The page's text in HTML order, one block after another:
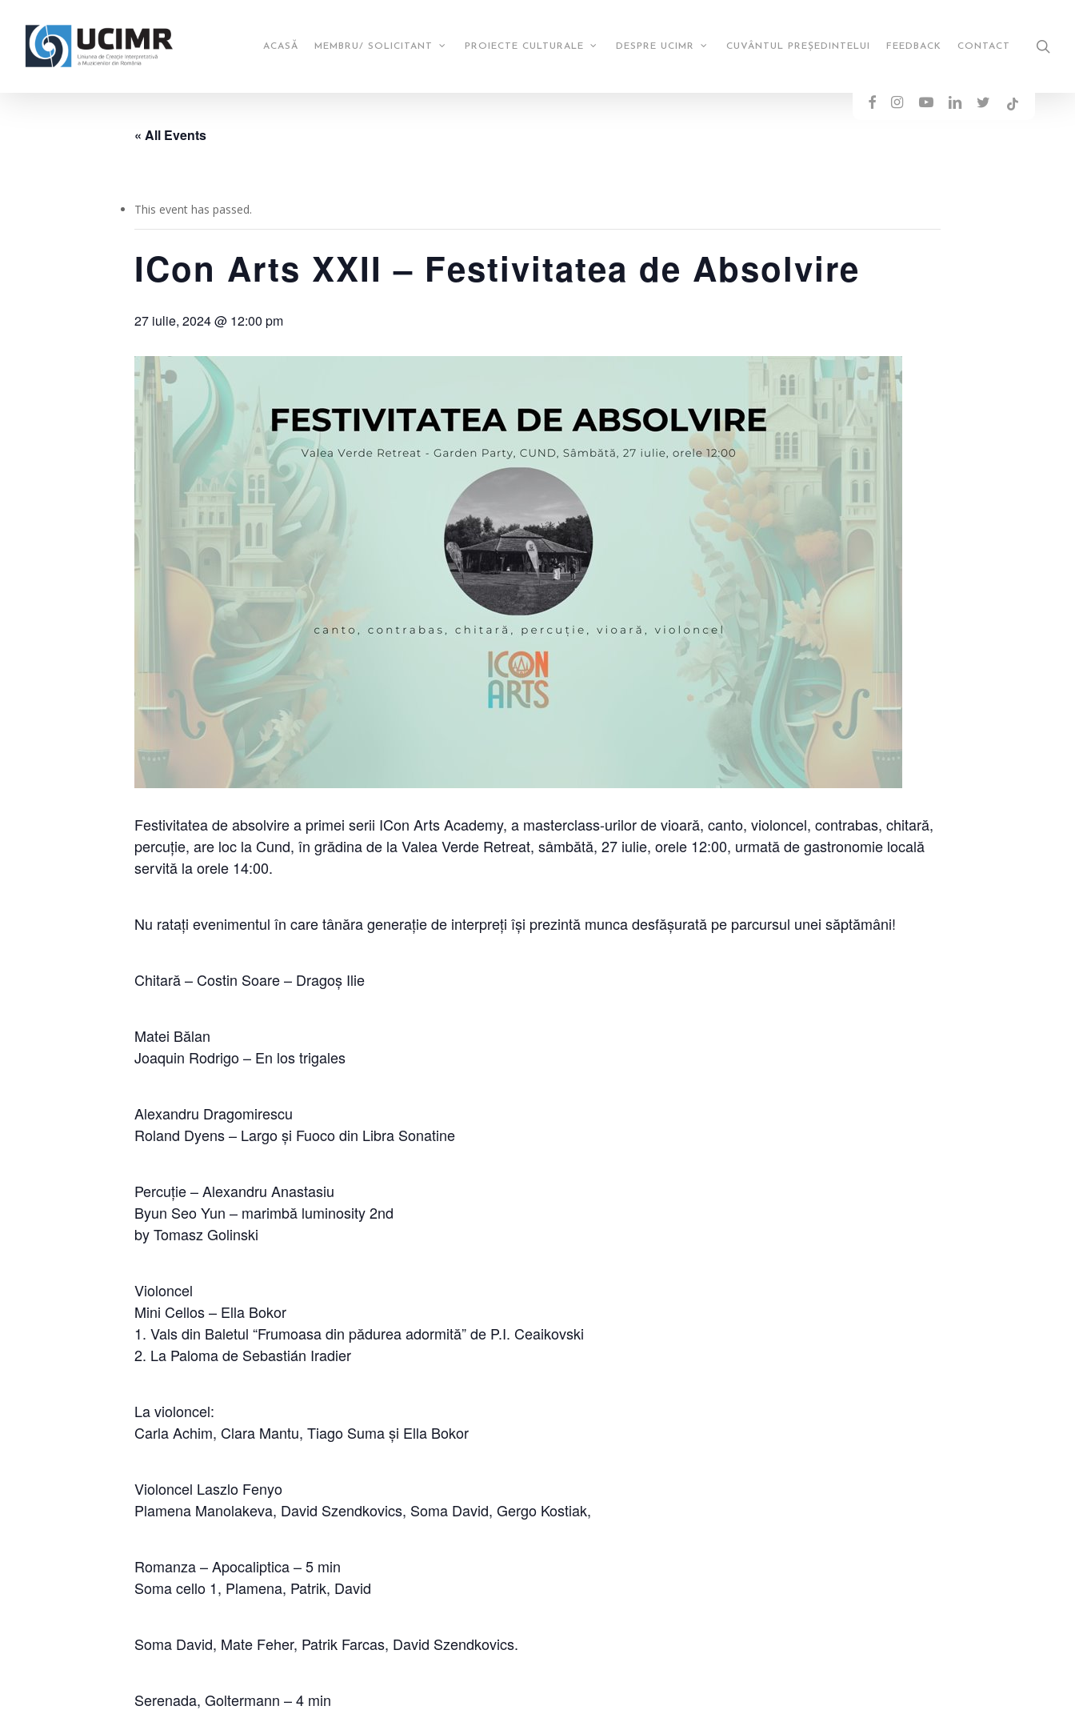
content
ACASĂ MEMBRU/ SOLICITANT PROIECTE CULTURALE DESPRE UCIMR CUVÂNTUL PREȘEDINTELUI FEEDBACK CONTACT
FACEBOOK
INSTAGRAMYOUTUBELINKEDINTWITTERTIKTOK
« All Events
This event has passed.
ICon Arts XXII – Festivitatea de Absolvire
27 iulie, 2024 @ 12:00 pm
Festivitatea de absolvire a primei serii ICon Arts Academy, a masterclass-urilor de vioară, canto, violoncel, contrabas, chitară,
percuție, are loc la Cund, în grădina de la Valea Verde Retreat, sâmbătă, 27 iulie, orele 12:00, urmată de gastronomie locală
servită la orele 14:00.
Nu ratați evenimentul în care tânăra generație de interpreți își prezintă munca desfășurată pe parcursul unei săptămâni!
Chitară – Costin Soare – Dragoș Ilie
Matei Bălan
Joaquin Rodrigo – En los trigales
Alexandru Dragomirescu
Roland Dyens – Largo și Fuoco din Libra Sonatine
Percuție – Alexandru Anastasiu
Byun Seo Yun – marimbă luminosity 2nd
by Tomasz Golinski
Violoncel
Mini Cellos – Ella Bokor
1. Vals din Baletul “Frumoasa din pădurea adormită” de P.I. Ceaikovski
2. La Paloma de Sebastián Iradier
La violoncel:
Carla Achim, Clara Mantu, Tiago Suma și Ella Bokor
Violoncel Laszlo Fenyo
Plamena Manolakeva, David Szendkovics, Soma David, Gergo Kostiak,
Romanza – Apocaliptica – 5 min
Soma cello 1, Plamena, Patrik, David
Soma David, Mate Feher, Patrik Farcas, David Szendkovics.
Serenada, Goltermann – 4 min